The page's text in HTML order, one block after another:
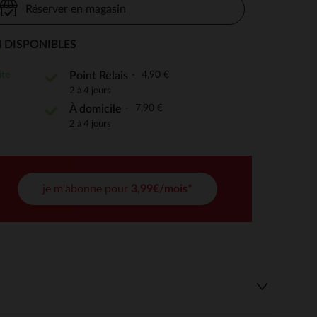
de confidentialité, en garantissant la conformité avec
Réserver en magasin
Point Relais 4,90 €
2 à 4 jours
À domicile 7,90 €
2 à 4 jours
je m'abonne pour 3,99€/mois*